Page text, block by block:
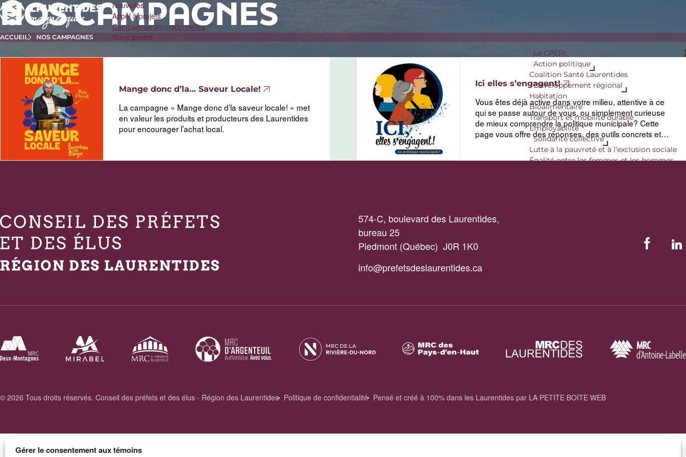
Gérer le consentement aux témoins
Passer
au
contenu
principal
Le CPERL
Action politique
Coalition Santé Laurentides
Développement régional
Habitation
Bioalimentaire
Transport et mobilité durable
Employabilité
Solidarité collective
Lutte à la pauvreté et à l’exclusion sociale
Égalité entre les femmes et les hommes
Nouvelles
Appel à projets
Campagnes promotionnelles
Nous joindre
NOS CAMPAGNES
ACCUEIL NOS CAMPAGNES
Mange donc d’la… Saveur Locale!
La campagne « Mange donc d’la saveur locale! » met
en valeur les produits et producteurs des Laurentides
pour encourager l’achat local.
Ici elles s’engagent!
Vous êtes déjà active dans votre milieu, attentive à ce
qui se passe autour de vous, ou simplement curieuse
de mieux comprendre la politique municipale? Cette
page vous offre des réponses, des outils concrets et
l’élan nécessaire pour envisager une implication qui
vous ressemble.
574-C, boulevard des Laurentides,
bureau 25
Piedmont (Québec) J0R 1K0
info@prefetsdeslaurentides.ca
© 2026 Tous droits réservés. Conseil des préfets et des élus - Région des Laurentides Politique de confidentialité Pensé et créé à 100% dans les Laurentides par LA PETITE BOITE WEB